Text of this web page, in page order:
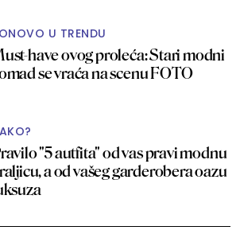
U TRENDU
have ovog proleća: Stari modni
se vraća na scenu FOTO
"5 autfita" od vas pravi modnu
a od vašeg garderobera oazu